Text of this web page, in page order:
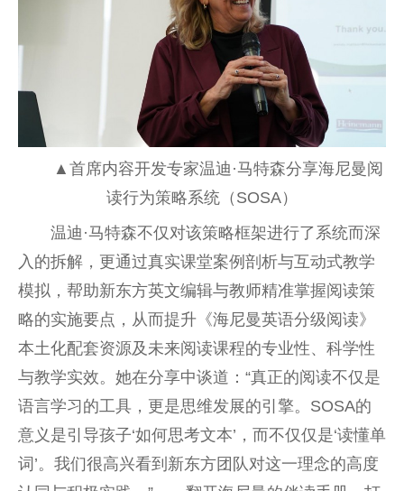
▲首席内容开发专家温迪·马特森分享海尼曼阅
读行为策略系统（SOSA）
温迪·马特森不仅对该策略框架进行了系统而深
入的拆解，更通过真实课堂案例剖析与互动式教学
模拟，帮助新东方英文编辑与教师精准掌握阅读策
略的实施要点，从而提升《海尼曼英语分级阅读》
本土化配套资源及未来阅读课程的专业性、科学性
与教学实效。她在分享中谈道：“真正的阅读不仅是
语言学习的工具，更是思维发展的引擎。SOSA的
意义是引导孩子‘如何思考文本’，而不仅仅是‘读懂单
词’。我们很高兴看到新东方团队对这一理念的高度